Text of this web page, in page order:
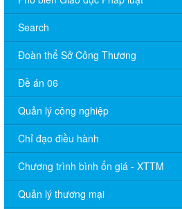
Search
Đoàn thể Sở Công Thương
Đề án 06
Quản lý công nghiệp
Chỉ đạo điều hành
Chương trình bình ổn giá - XTTM
Quản lý thương mại